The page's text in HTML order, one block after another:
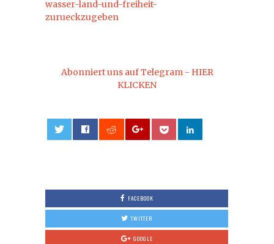
wasser-land-und-freiheit-
zurueckzugeben
Abonniert uns auf Telegram - HIER
KLICKEN
FACEBOOK
TWITTER
GOOGLE